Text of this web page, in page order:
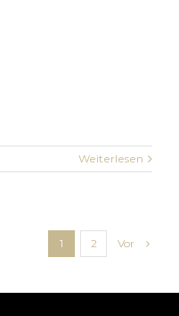
Weiterlesen
1 2 Vor